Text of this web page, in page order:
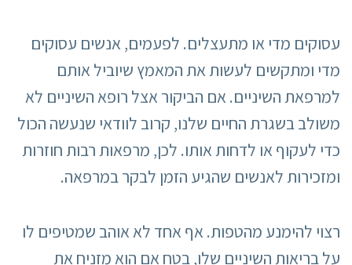
עסוקים מדי או מתעצלים. לפעמים, אנשים עסוקים
מדי ומתקשים לעשות את המאמץ שיוביל אותם
למרפאת השיניים. אם הביקור אצל רופא השיניים לא
משולב בשגרת החיים שלנו, קרוב לוודאי שנעשה הכול
כדי לעקוף או לדחות אותו. לכן, מרפאות רבות חוזרות
ומזכירות לאנשים שהגיע הזמן לבקר במרפאה.
רצוי להימנע מהטפות. אף אחד לא אוהב שמטיפים לו
על בריאות השיניים שלו, בטח אם הוא מזניח את